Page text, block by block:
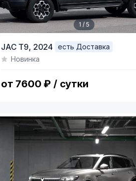
of
1 / 5
JAC T9, 2024
есть Доставка
Новинка
от 7600 ₽ / сутки